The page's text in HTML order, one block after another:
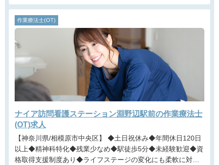
作業療法士(OT)
ナイア訪問看護ステーション淵野辺駅前の作業療法士
(OT)求人
【神奈川県/相模原市中央区】 ◆土日祝休み◆年間休日120日
以上◆精神科特化◆残業少なめ◆駅徒歩5分◆未経験歓迎◆資
格取得支援制度あり◆ライフステージの変化にも柔軟に対応